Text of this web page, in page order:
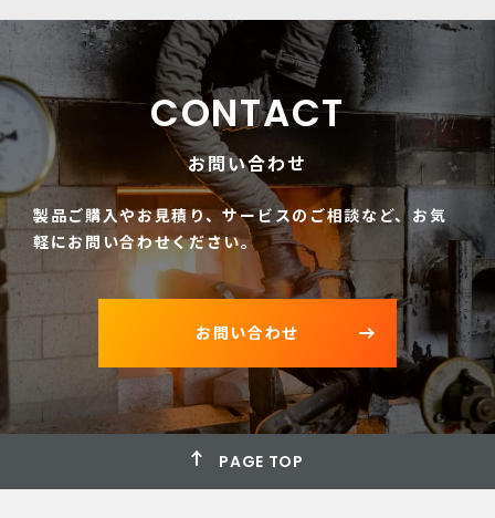
CONTACT
お問い合わせ
製品ご購入やお見積り、サービスのご相談など、 お気
軽にお問い合わせください。
お問い合わせ
PAGE TOP